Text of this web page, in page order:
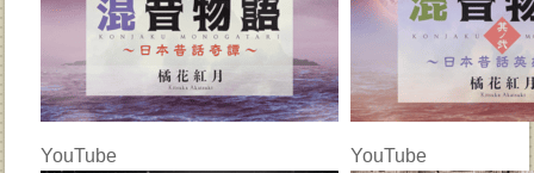
YouTube YouTube